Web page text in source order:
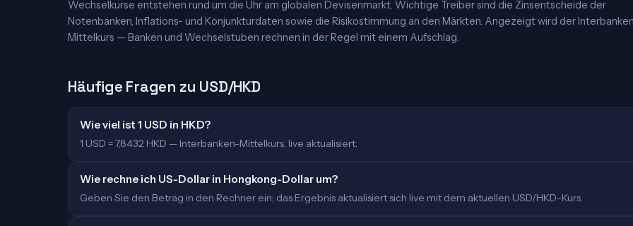
Wechselkurse entstehen rund um die Uhr am globalen Devisenmarkt. Wichtige Treiber sind die Zinsentscheide der
Notenbanken, Inflations- und Konjunkturdaten sowie die Risikostimmung an den Märkten. Angezeigt wird der
Mittelkurs — Banken und Wechselstuben rechnen in der Regel mit einem Aufschlag.
Häufige Fragen zu USD/HKD
Wie viel ist 1 USD in HKD?
1 USD = 7,8432 HKD — Interbanken-Mittelkurs, live aktualisiert.
Wie rechne ich US-Dollar in Hongkong-Dollar um?
Geben Sie den Betrag in den Rechner ein; das Ergebnis aktualisiert sich live mit dem aktuellen USD/HKD-Kurs.